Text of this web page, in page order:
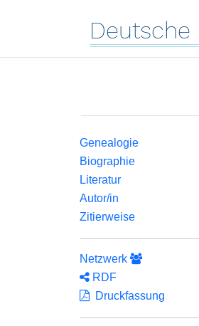
Deutsche
Genealogie
Biographie
Literatur
Autor/in
Zitierweise
Netzwerk
RDF
Druckfassung